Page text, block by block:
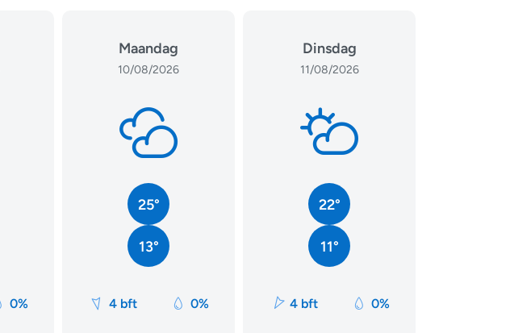
0%
Maandag
10/08/2026
25°
13°
4 bft 0%
Dinsdag
11/08/2026
22°
11°
4 bft 0%